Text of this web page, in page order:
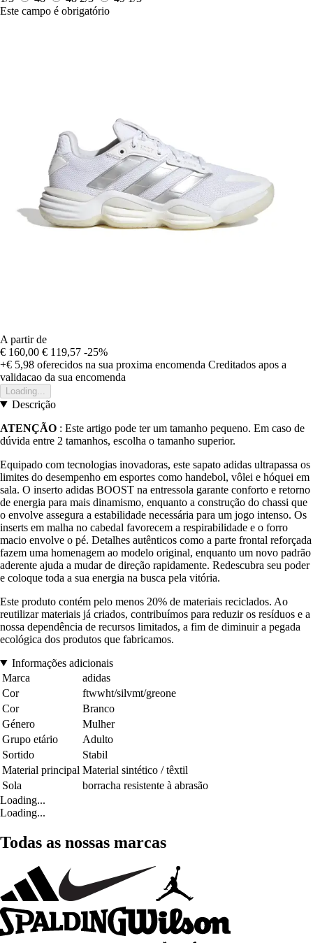
Este campo é obrigatório
A partir de
€ 160,00 € 119,57 -25%
+€ 5,98 oferecidos na sua proxima encomenda Creditados apos a
validacao da sua encomenda
Loading...
Descrição
ATENÇÃO : Este artigo pode ter um tamanho pequeno. Em caso de
dúvida entre 2 tamanhos, escolha o tamanho superior.
Equipado com tecnologias inovadoras, este sapato adidas ultrapassa os
limites do desempenho em esportes como handebol, vôlei e hóquei em
sala. O inserto adidas BOOST na entressola garante conforto e retorno
de energia para mais dinamismo, enquanto a construção do chassi que
o envolve assegura a estabilidade necessária para um jogo intenso. Os
inserts em malha no cabedal favorecem a respirabilidade e o forro
macio envolve o pé. Detalhes autênticos como a parte frontal reforçada
fazem uma homenagem ao modelo original, enquanto um novo padrão
aderente ajuda a mudar de direção rapidamente. Redescubra seu poder
e coloque toda a sua energia na busca pela vitória.
Este produto contém pelo menos 20% de materiais reciclados. Ao
reutilizar materiais já criados, contribuímos para reduzir os resíduos e a
nossa dependência de recursos limitados, a fim de diminuir a pegada
ecológica dos produtos que fabricamos.
Informações adicionais
Marca
adidas
Cor
ftwwht/silvmt/greone
Cor
Branco
Género
Mulher
Grupo etário
Adulto
Sortido
Stabil
Material principal Material sintético / têxtil
Sola
borracha resistente à abrasão
Loading...
Loading...
Todas as nossas marcas